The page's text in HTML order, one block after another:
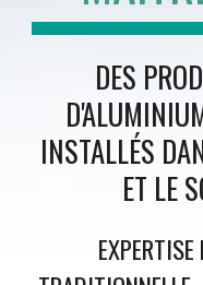
DES
INSTALLÉS
ET LE